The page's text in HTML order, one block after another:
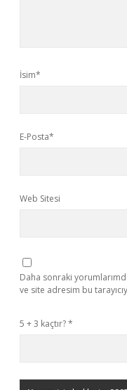
İsim*
E-Posta*
Web Sitesi
Daha sonraki
ve site adresim bu
5 + 3 kaçtır?*